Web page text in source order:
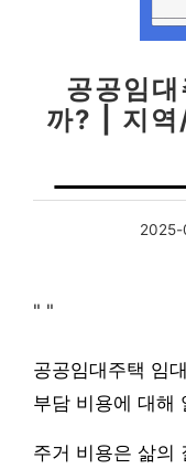
공공임
까? | 지역
" "
공공임대주택 임
부담 비용에 대해
주거 비용은 삶의